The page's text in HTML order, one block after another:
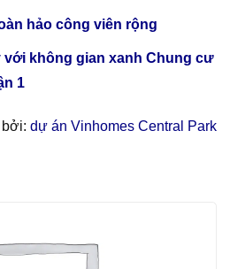
hảo công viên rộng
không gian xanh Chung cư
1
bởi: dự án Vinhomes Central Park